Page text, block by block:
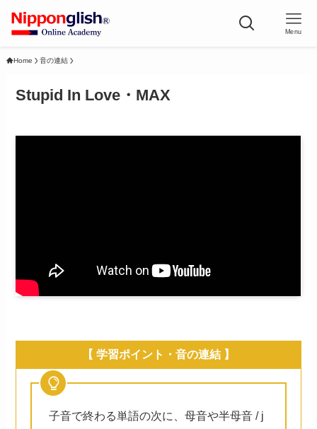
Menu
Home 音の連結
Stupid In Love・MAX
【 学習ポイント・音の連結 】
子音で終わる単語の次に、母音や半母音 / j